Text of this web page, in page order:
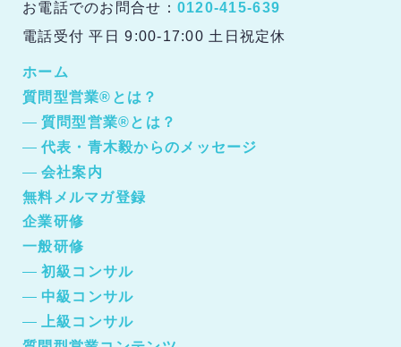
お電話でのお問合せ： 0120-415-639
電話受付 平日 9:00-17:00 土日祝定休
ホーム
質問型営業®とは？
質問型営業®とは？
代表・青木毅からのメッセージ
会社案内
無料メルマガ登録
企業研修
一般研修
初級コンサル
中級コンサル
上級コンサル